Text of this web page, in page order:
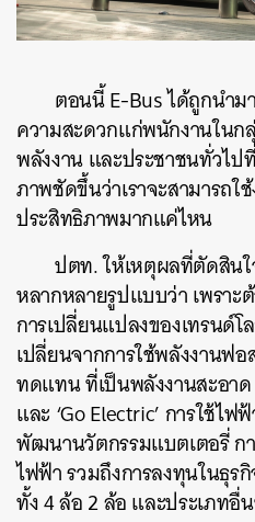
ตอนนี้ E-Bus ได้ถูกนำม
ความสะดวกแก่พนักงานในก
พลังงาน และประชาชนทั่วไ
ภาพชัดขึ้นว่าเราจะสามารถใ
ประสิทธิภาพมากแค่ไหน
ปตท. ให้เหตุผลที่ตัดสิน
หลากหลายรูปแบบว่า เพราะ
การเปลี่ยนแปลงของเทรนด์โ
เปลี่ยนจากการใช้พลังงานฟ
ทดแทน ที่เป็นพลังงานสะอา
และ ‘Go Electric’ การใช้ไฟ
พัฒนานวัตกรรมแบตเตอรี่ ก
ไฟฟ้า รวมถึงการลงทุนในธุ
ทั้ง 4 ล้อ 2 ล้อ และประเภทอื่